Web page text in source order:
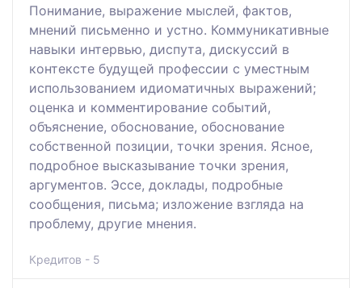
Понимание, выражение мыслей, фактов,
мнений письменно и устно. Коммуникативные
навыки интервью, диспута, дискуссий в
контексте будущей профессии с уместным
использованием идиоматичных выражений;
оценка и комментирование событий,
объяснение, обоснование, обоснование
собственной позиции, точки зрения. Ясное,
подробное высказывание точки зрения,
аргументов. Эссе, доклады, подробные
сообщения, письма; изложение взгляда на
проблему, другие мнения.
Кредитов - 5